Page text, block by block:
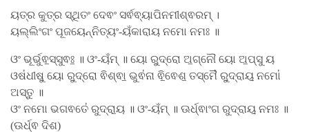
ୟତ୍ର କୁତ୍ର ସ୍ଥିତଂ ଦେଵଂ ସର୍ଵଵ୍ୟାପିନମୀଶ୍ଵରମ୍ ।
ୟଲ୍ଲିଂଗଂ ପୂଜୟେନ୍ନିତ୍ୟଂ-ୟଁକାରାୟ ନମୋ ନମଃ ॥
ଓଂ ଭୂର୍ଭୁଵ॒ସ୍ସୁଵଃ॒ ॥ ଓଂ-ୟଁମ୍ ॥ ୟୋ ରୁ॒ଦ୍ରୋ ଅ॒ଗ୍ନୌ ୟୋ ଅ॒ପ୍ସୁ ୟ
ଓଷ॑ଧୀଷୁ॒ ୟୋ ରୁ॒ଦ୍ରୋ ଵିଶ୍ଵା॒ ଭୁଵ॑ନା ଵି॒ଵେଶ॒ ତସ୍ମୈ॑ ରୁ॒ଦ୍ରାୟ॒ ନମୋ॑
ଅସ୍ତୁ ॥
ଓଂ ନମୋ ଭଗଵତେ॑ ରୁଦ୍ରା॒ୟ ॥ ଓଂ-ୟଁମ୍ ॥ ଊର୍ଧ୍ଵାଂଗ ରୁଦ୍ରାୟ॒ ନମଃ ॥
(ଊର୍ଧ୍ଵ ଦିଶ)